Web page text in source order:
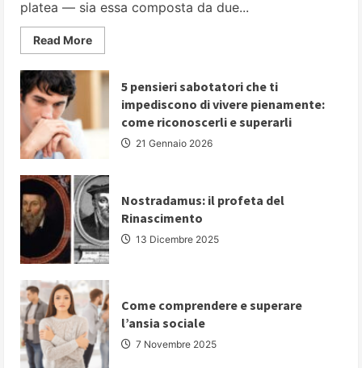
platea — sia essa composta da due...
Read MoreRead
more
PARLARE
IN
PUBBLICO:
strategie
fondamentali
comunicare
autorevolezza
e
convincere
il
proprio
pubblico
5 pensieri sabotatori che ti
impediscono di vivere pienamente:
come riconoscerli e superarli
21 Gennaio 2026
Nostradamus: il profeta del
Rinascimento
13 Dicembre 2025
Come comprendere e superare
l’ansia sociale
7 Novembre 2025